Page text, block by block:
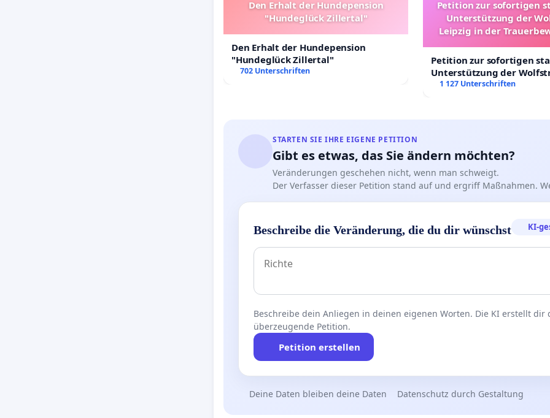
Den Erhalt der Hundepension
"Hundeglück Zillertal"
Den Erhalt der Hundepension
"Hundeglück Zillertal"
702 Unterschriften
Petition zur sofortigen
Unterstützung der
Leipzig in der
Petition zur sofortigen
Unterstützung der
Leipzig in der
1 127 Unterschriften
STARTEN SIE IHRE EIGENE PETITION
Gibt es etwas, das Sie ändern möchten?
Veränderungen geschehen nicht, wenn man schweigt.
Der Verfasser dieser Petition stand auf und ergriff Maßnahmen.
Beschreibe die Veränderung, die du dir wünschst KI-
Beschreibe dein Anliegen in deinen eigenen Worten. Die KI erstellt dir
überzeugende Petition.
Petition erstellen
Deine Daten bleiben deine Daten Datenschutz durch Gestaltung